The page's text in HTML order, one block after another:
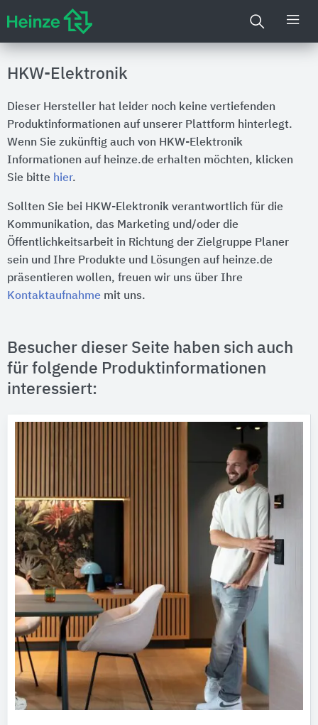
HKW-Elektronik
Dieser Hersteller hat leider noch keine vertiefenden
Produktinformationen auf unserer Plattform hinterlegt.
Wenn Sie zukünftig auch von HKW-Elektronik
Informationen auf heinze.de erhalten möchten, klicken
Sie bitte hier.
Sollten Sie bei HKW-Elektronik verantwortlich für die
Kommunikation, das Marketing und/oder die
Öffentlichkeitsarbeit in Richtung der Zielgruppe Planer
sein und Ihre Produkte und Lösungen auf heinze.de
präsentieren wollen, freuen wir uns über Ihre
Kontaktaufnahme mit uns.
Besucher dieser Seite haben sich auch
für folgende Produktinformationen
interessiert: